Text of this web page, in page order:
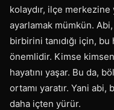
kolaydır, ilçe merkezine
ayarlamak mümkün.
birbirini tanıdığı için,
önemlidir. Kimse
hayatını yaşar. Bu da,
ortamı yaratır. Yani
daha içten yürür.